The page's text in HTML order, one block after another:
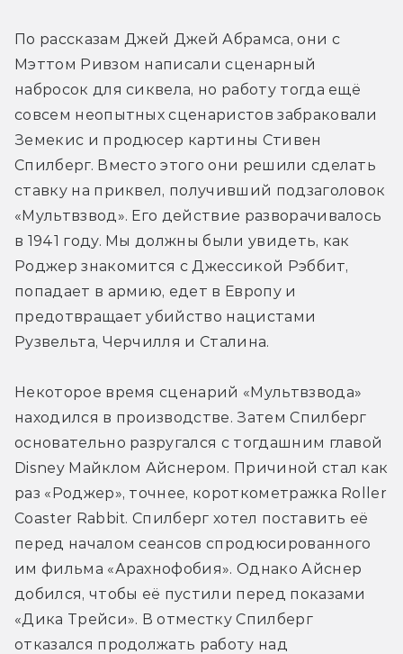
По рассказам Джей Джей Абрамса, они с
Мэттом Ривзом написали сценарный
набросок для сиквела, но работу тогда ещё
совсем неопытных сценаристов забраковали
Земекис и продюсер картины Стивен
Спилберг. Вместо этого они решили сделать
ставку на приквел, получивший подзаголовок
«Мультвзвод». Его действие разворачивалось
в 1941 году. Мы должны были увидеть, как
Роджер знакомится с Джессикой Рэббит,
попадает в армию, едет в Европу и
предотвращает убийство нацистами
Рузвельта, Черчилля и Сталина.
Некоторое время сценарий «Мультвзвода»
находился в производстве. Затем Спилберг
основательно разругался с тогдашним главой
Disney Майклом Айснером. Причиной стал как
раз «Роджер», точнее, короткометражка Roller
Coaster Rabbit. Спилберг хотел поставить её
перед началом сеансов спродюсированного
им фильма «Арахнофобия». Однако Айснер
добился, чтобы её пустили перед показами
«Дика Трейси». В отместку Спилберг
отказался продолжать работу над